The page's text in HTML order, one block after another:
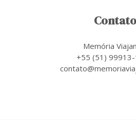
Contato
Memória
+55 (51)